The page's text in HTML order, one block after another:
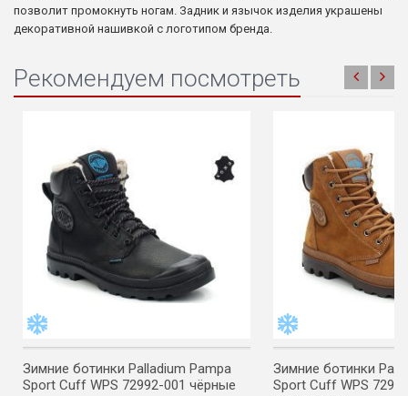
позволит промокнуть ногам. Задник и язычок изделия украшены
декоративной нашивкой с логотипом бренда.
Рекомендуем посмотреть
Зимние ботинки Palladium Pampa
Sport Cuff WPS 72992-001 чёрные
Зимние ботинки
Sport Cuff WPS